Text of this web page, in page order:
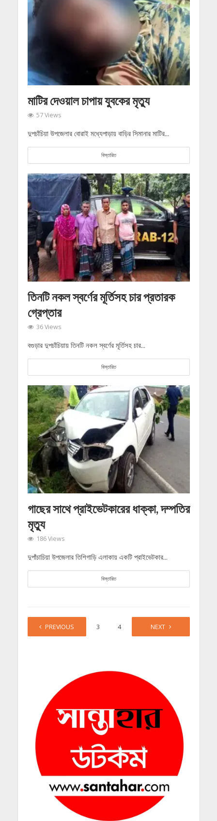
মাটির দেওয়াল চাপায় যুবকের মৃত্যু
57 Views
দুপচাঁচিয়া উপজেলার বোরাই মধ্যেপাড়ায় বাড়ির সিমানার মাটির...
বিস্তারিত
তিনটি নকল স্বর্ণের মূর্তিসহ চার প্রতারক
গ্রেপ্তার
36 Views
বগুড়ার দুপচাঁচিয়ায় তিনটি নকল স্বর্ণের মূর্তিসহ চার...
বিস্তারিত
গাছের সাথে প্রাইভেটকারের ধাক্কা, দম্পতির
মৃত্যু
186 Views
দুপাঁচাচিয়া উপজেলার তিশিগাড়ি এলাকায় একটি প্রাইভেটকার...
বিস্তারিত
PREVIOUS
1 3 4 17
NEXT